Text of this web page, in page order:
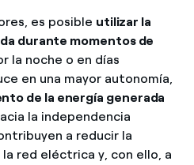
es posible utilizar la
durante momentos de
la noche o en días
en una mayor autonomía,
de la energía generada
la independencia
a reducir la
red eléctrica y, con ello, a